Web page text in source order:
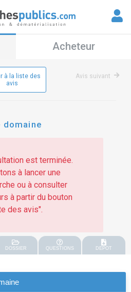
Acheteur
à la liste des
avis
Avis suivant
domaine
est terminée.
à lancer une
ou à consulter
à partir du bouton
des avis".
DOSSIER QUESTIONS DEPOT